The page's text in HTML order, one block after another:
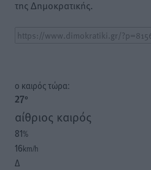
της Δημοκρατικής.
o καιρός τώρα:
27°
αίθριος καιρός
81%
16km/h
Δ